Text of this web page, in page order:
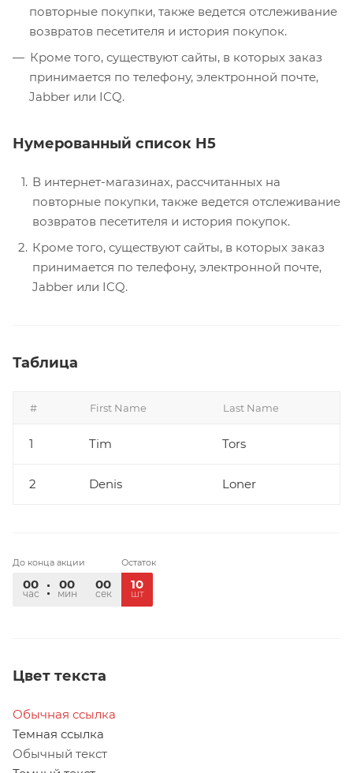
повторные покупки, также ведется отслеживание
возвратов песетителя и история покупок.
Кроме того, существуют сайты, в которых заказ
принимается по телефону, электронной почте,
Jabber или ICQ.
Нумерованный список H5
В интернет-магазинах, рассчитанных на
повторные покупки, также ведется отслеживание
возвратов песетителя и история покупок.
Кроме того, существуют сайты, в которых заказ
принимается по телефону, электронной почте,
Jabber или ICQ.
Таблица
# First Name Last Name
1 Tim Tors
2 Denis Loner
До конца акции
00
час
00
мин
00
сек
Остаток
10
шт
Цвет текста
Обычная ссылка
Темная ссылка
Обычный текст